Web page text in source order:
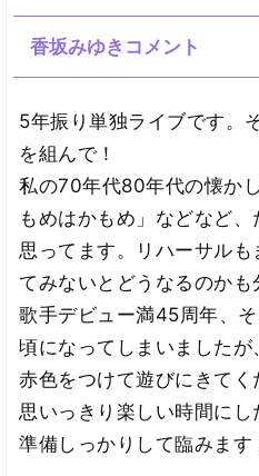
香坂みゆきコメント
5年振り単独ライブです。
を組んで！
私の70年代80年代の懐か
もめはかもめ」などなど
思ってます。リハーサル
てみないとどうなるのかも
歌手デビュー満45周年、
頃になってしまいました
赤色をつけて遊びにきてく
思いっきり楽しい時間にし
準備しっかりして臨みます